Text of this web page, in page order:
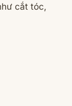
cắt tóc,